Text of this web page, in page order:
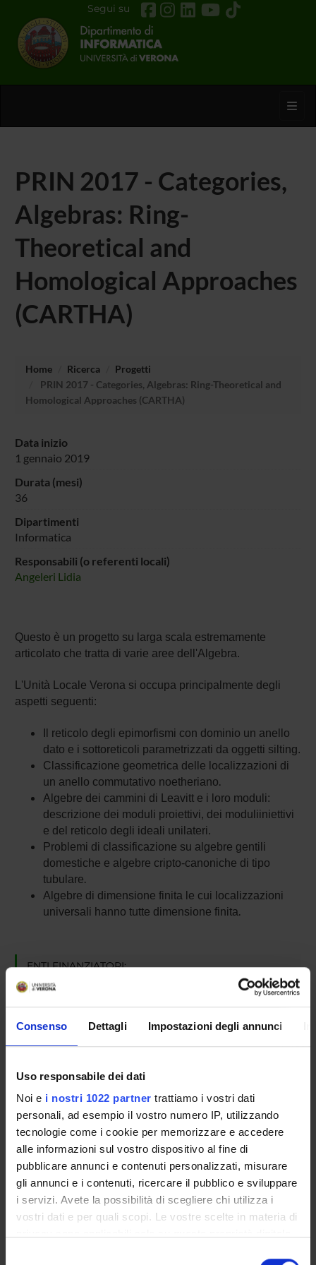
Consenso Dettagli Impostazioni degli annunci
Uso responsabile dei dati
Noi e i nostri 1022 partner trattiamo i vostri dati
personali, ad esempio il vostro numero IP, utilizzando
tecnologie come i cookie per memorizzare e accedere
alle informazioni sul vostro dispositivo al fine di
pubblicare annunci e contenuti personalizzati, misurare
gli annunci e i contenuti, ricercare il pubblico e sviluppare
i servizi. Avete la possibilità di scegliere chi utilizza i
vostri dati e per quali scopi. Le vostre scelte in materia di
Segui su
PRIN 2017 - Categories,
Algebras: Ring-
Theoretical and
Homological Approaches
(CARTHA)
Home Ricerca
Progetti
PRIN 2017 - Categories, Algebras: Ring-Theoretical and
Homological Approaches (CARTHA)
Data inizio
1 gennaio 2019
Durata (mesi)
36
Dipartimenti
Informatica
Responsabili (o referenti locali)
Angeleri Lidia
Questo è un progetto su larga scala estremamente
articolato che tratta di varie aree dell'Algebra.
L'Unità Locale Verona si occupa principalmente degli
aspetti seguenti:
Il reticolo degli epimorfismi con dominio un anello
dato e i sottoreticoli parametrizzati da oggetti silting.
Classificazione geometrica delle localizzazioni di
un anello commutativo noetheriano.
Algebre dei cammini di Leavitt e i loro moduli:
descrizione dei moduli proiettivi, dei moduliiniettivi
e del reticolo degli ideali unilateri.
Problemi di classificazione su algebre gentili
domestiche e algebre cripto-canoniche di tipo
tubulare.
Algebre di dimensione finita le cui localizzazioni
universali hanno tutte dimensione finita.
ENTI FINANZIATORI:
MUR - Ministero dell'Università e della Ricerca
Finanziamento:assegnato e gestito dal Dipartimento
PARTECIPANTI AL PROGETTO
Lidia Angeleri
Professore ordinario
Francesca Mantese
Professore associato
Alessandro Rapa
Lleonard Rubio Y Degrassi